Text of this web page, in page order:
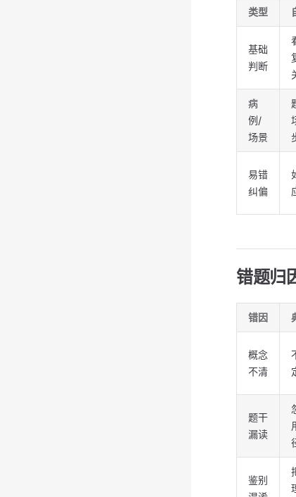
类型
基础
判断
病
例/
场景
易错
纠偏
错题归
错因
概念
不清
题干
漏读
鉴别